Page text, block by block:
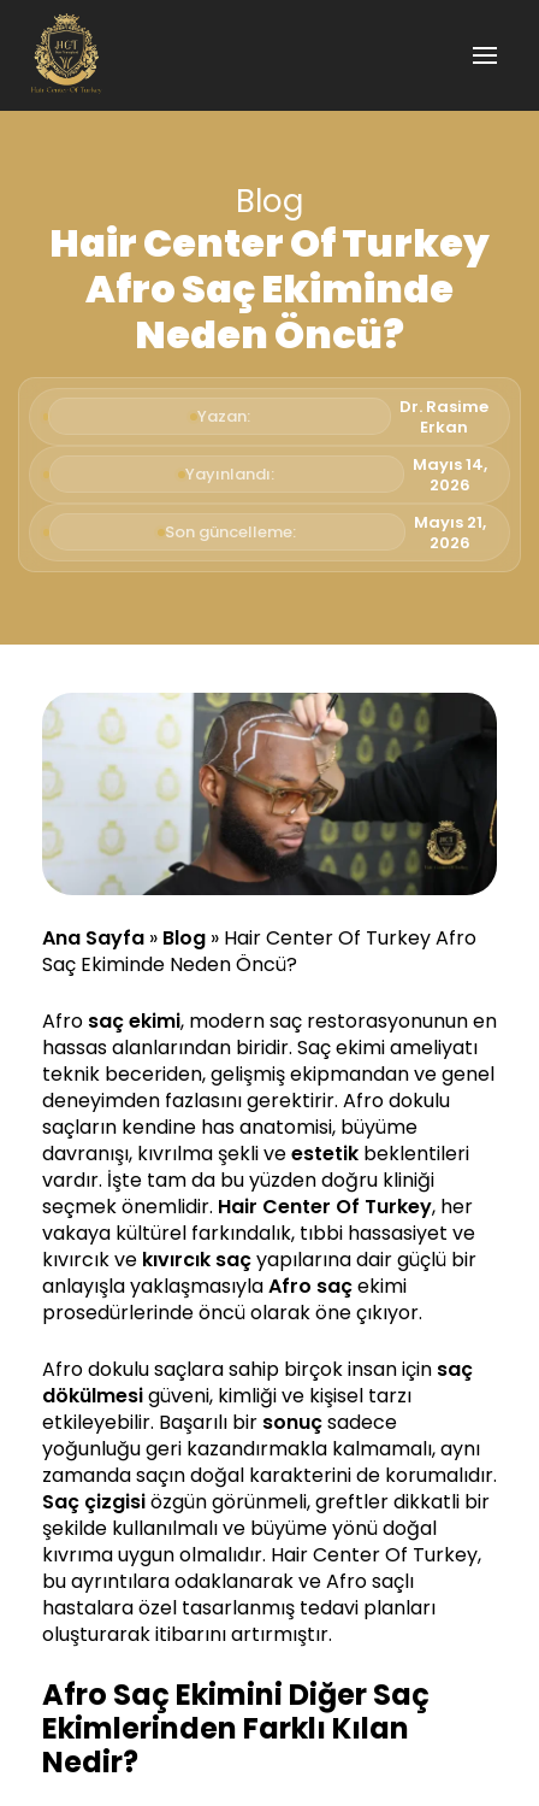
Blog
Hair Center Of Turkey
Afro Saç Ekiminde
Neden Öncü?
Yazan:
Dr. Rasime
Erkan
Yayınlandı:
Mayıs 14,
2026
Son güncelleme:
Mayıs 21,
2026
Ana Sayfa » Blog » Hair Center Of Turkey Afro
Saç Ekiminde Neden Öncü?
Afro saç ekimi, modern saç restorasyonunun en
hassas alanlarından biridir. Saç ekimi ameliyatı
teknik beceriden, gelişmiş ekipmandan ve genel
deneyimden fazlasını gerektirir. Afro dokulu
saçların kendine has anatomisi, büyüme
davranışı, kıvrılma şekli veestetik beklentileri
vardır. İşte tam da bu yüzden doğru kliniği
seçmek önemlidir. Hair Center Of Turkey, her
vakaya kültürel farkındalık, tıbbi hassasiyet ve
kıvırcık ve kıvırcık saçyapılarına dair güçlü bir
anlayışla yaklaşmasıylaAfro saçekimi
prosedürlerinde öncü olarak öne çıkıyor.
Afro dokulu saçlara sahip birçok insan için saç
dökülmesigüveni, kimliği ve kişisel tarzı
etkileyebilir. Başarılı bir sonuçsadece
yoğunluğu geri kazandırmakla kalmamalı, aynı
zamanda saçın doğal karakterini de korumalıdır.
Saç çizgisiözgün görünmeli, greftler dikkatli bir
şekilde kullanılmalı ve büyüme yönü doğal
kıvrıma uygun olmalıdır. Hair Center Of Turkey,
bu ayrıntılara odaklanarak ve Afro saçlı
hastalara özel tasarlanmış tedavi planları
oluşturarak itibarını artırmıştır.
Afro Saç Ekimini Diğer Saç
Ekimlerinden Farklı Kılan
Nedir?